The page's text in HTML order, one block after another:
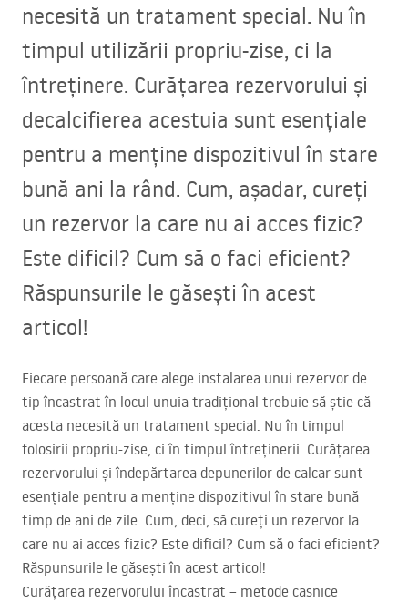
necesită un tratament special. Nu în
timpul utilizării propriu-zise, ci la
întreținere. Curățarea rezervorului și
decalcifierea acestuia sunt esențiale
pentru a menține dispozitivul în stare
bună ani la rând. Cum, așadar, cureți
un rezervor la care nu ai acces fizic?
Este dificil? Cum să o faci eficient?
Răspunsurile le găsești în acest
articol!
Fiecare persoană care alege instalarea unui rezervor de
tip încastrat în locul unuia tradițional trebuie să știe că
acesta necesită un tratament special. Nu în timpul
folosirii propriu-zise, ci în timpul întreținerii. Curățarea
rezervorului și îndepărtarea depunerilor de calcar sunt
esențiale pentru a menține dispozitivul în stare bună
timp de ani de zile. Cum, deci, să cureți un rezervor la
care nu ai acces fizic? Este dificil? Cum să o faci eficient?
Răspunsurile le găsești în acest articol!
Curățarea rezervorului încastrat – metode casnice